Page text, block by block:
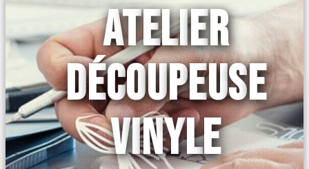
ATELIER
DÉCOUPEUSE
VINYLE